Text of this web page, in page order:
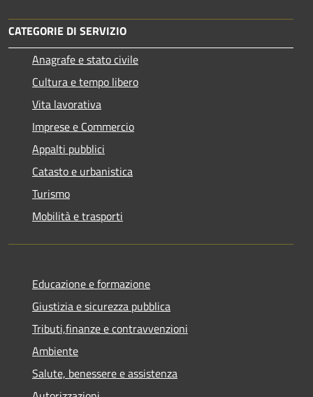
CATEGORIE DI SERVIZIO
Anagrafe e stato civile
Cultura e tempo libero
Vita lavorativa
Imprese e Commercio
Appalti pubblici
Catasto e urbanistica
Turismo
Mobilità e trasporti
Educazione e formazione
Giustizia e sicurezza pubblica
Tributi,finanze e contravvenzioni
Ambiente
Salute, benessere e assistenza